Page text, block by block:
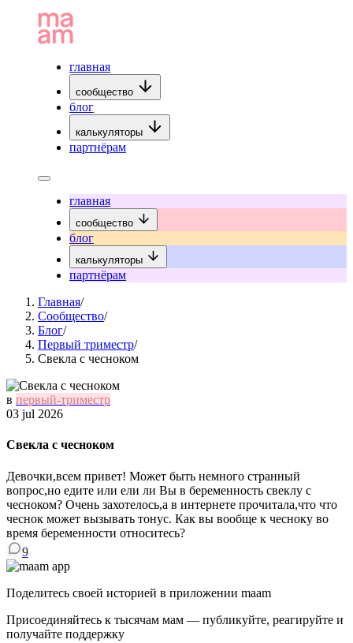
главная
сообщество
блог
калькуляторы
партнёрам
главная
сообщество
блог
калькуляторы
партнёрам
Главная/
Сообщество/
Блог/
Первый триместр/
Свекла с чесноком
в первый-триместр
03 jul 2026
Свекла с чесноком
Девочки,всем привет! Может быть немного странный
вопрос,но едите или ели ли Вы в беременность свеклу с
чесноком? Очень захотелось,а в интернете прочитала,что что
чеснок может вызывать тонус. Как вы вообще к чесноку во
время беременности относитесь?
9
Поделитесь своей историей в приложении maam
Присоединяйтесь к тысячам мам — публикуйте, реагируйте и
получайте поддержку